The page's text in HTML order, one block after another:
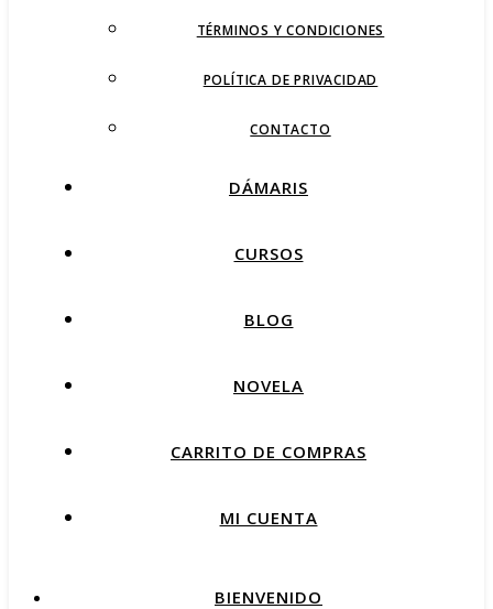
TÉRMINOS Y CONDICIONES
POLÍTICA DE PRIVACIDAD
CONTACTO
DÁMARIS
CURSOS
BLOG
NOVELA
CARRITO DE COMPRAS
MI CUENTA
BIENVENIDO